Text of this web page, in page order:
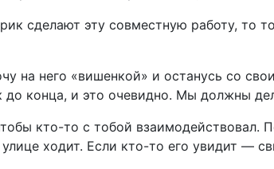
сделают эту совместную работу, то
на него «вишенкой» и останусь со
конца, и это очевидно. Мы должны
кто-то с тобой
ходит. Если кто-то его увидит —